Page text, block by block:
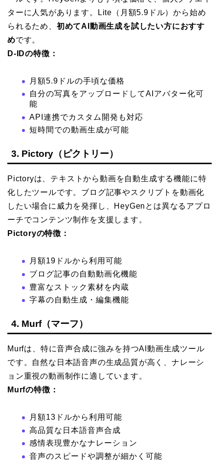
ターに人気があります。Lite（月額5.9ドル）から始め
られるため、 初めてAI動画生成を試したい方におすす
めです。
D-IDの特徴：
月額5.9ドルの手頃な価格
自分の写真をアップロードしてAIアバター化可
能
API連携でカスタム開発も対応
短時間での動画生成が可能
3. Pictory（ピクトリー）
Pictoryは、テキストから動画を自動生成する機能に特
化したツールです。ブログ記事やスクリプトを動画化
したい場合に威力を発揮し、HeyGenとは異なるアプロ
ーチでコンテンツ制作を支援します。
Pictoryの特徴：
月額19ドルから利用可能
ブログ記事の自動動画化機能
豊富なストック素材を内蔵
字幕の自動生成・編集機能
4. Murf（マーフ）
Murfは、特に音声合成に強みを持つAI動画生成ツール
です。自然な日本語音声の生成品質が高く、ナレーシ
ョン重視の動画制作に適しています。
Murfの特徴：
月額13ドルから利用可能
高品質な日本語音声合成
感情表現豊かなナレーション
音声のスピードや調整が細かく可能